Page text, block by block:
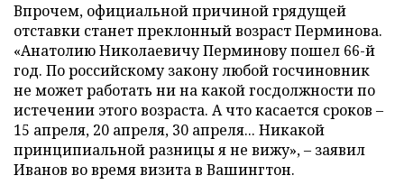
Впрочем, официальной причиной грядущей
отставки станет преклонный возраст Перминова.
«Анатолию Николаевичу Перминову пошел 66-й
год. По российскому закону любой госчиновник
не может работать ни на какой госдолжности по
истечении этого возраста. А что касается сроков –
15 апреля, 20 апреля, 30 апреля... Никакой
принципиальной разницы я не вижу»,– заявил
Иванов во время визита в Вашингтон.